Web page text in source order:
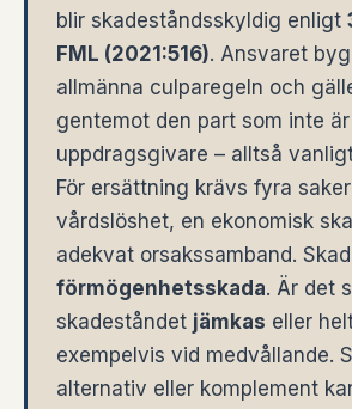
blir skadeståndsskyldig enligt
FML (2021:516). Ansvaret
allmänna culparegeln och
gentemot den part som inte är
uppdragsgivare – alltså
För ersättning krävs fyra
vårdslöshet, en ekonomisk
adekvat orsakssamband.
förmögenhetsskada. Är det
skadeståndet jämkas eller
exempelvis vid medvållande.
alternativ eller komplement